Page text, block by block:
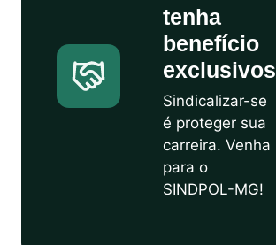
tenha
benefício
exclusivos
Sindicalizar-se
é proteger sua
carreira. Venha
para o
SINDPOL-MG!